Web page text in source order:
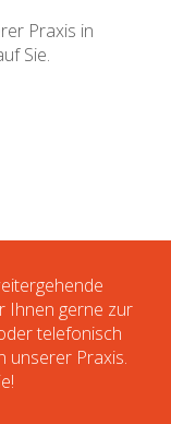
Praxis in
Sie.
Ihnen gerne zur
telefonisch
unserer Praxis.